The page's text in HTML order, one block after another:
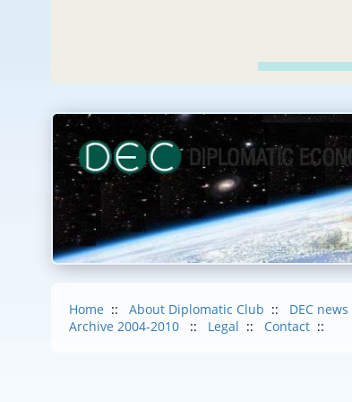
Home :: About Diplomatic Club :: DEC news
Archive 2004-2010
:: Legal :: Contact ::